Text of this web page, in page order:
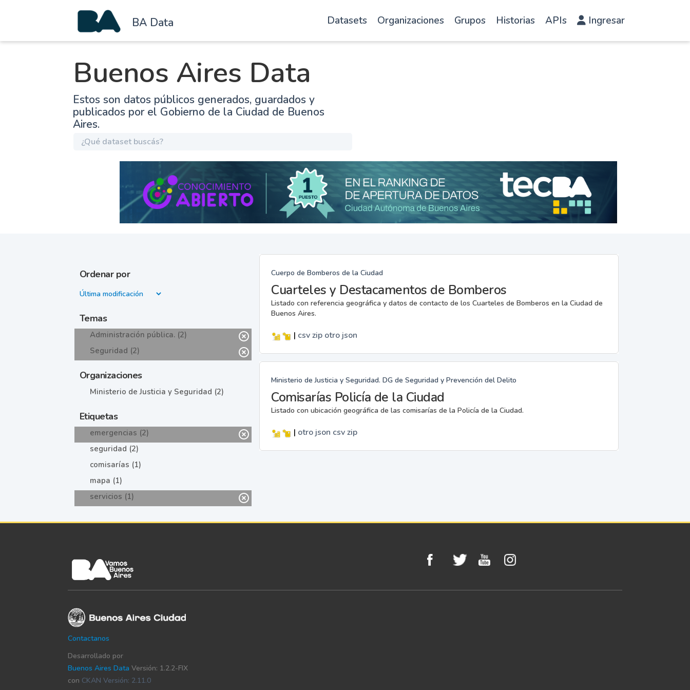
BA Data Datasets Organizaciones Grupos Historias APIs Ingresar
Buenos Aires Data
Estos son datos públicos generados, guardados y
publicados por el Gobierno de la Ciudad de Buenos
Aires.
Ordenar por
Temas
Administración pública. (2)
Seguridad (2)
Organizaciones
Ministerio de Justicia y Seguridad (2)
Etiquetas
emergencias (2)
seguridad (2)
comisarías (1)
mapa (1)
servicios (1)
Cuerpo de Bomberos de la Ciudad
Cuarteles y Destacamentos de Bomberos
Listado con referencia geográfica y datos de contacto de los Cuarteles de Bomberos en la Ciudad de
Buenos Aires.
| csvzip otrojson
Ministerio de Justicia y Seguridad. DG de Seguridad y Prevención del Delito
Comisarías Policía de la Ciudad
Listado con ubicación geográfica de las comisarías de la Policía de la Ciudad.
| otrojson csvzip
Contactanos
Desarrollado por
Buenos Aires Data Versión: 1.2.2-FIX
con CKAN Versión: 2.11.0